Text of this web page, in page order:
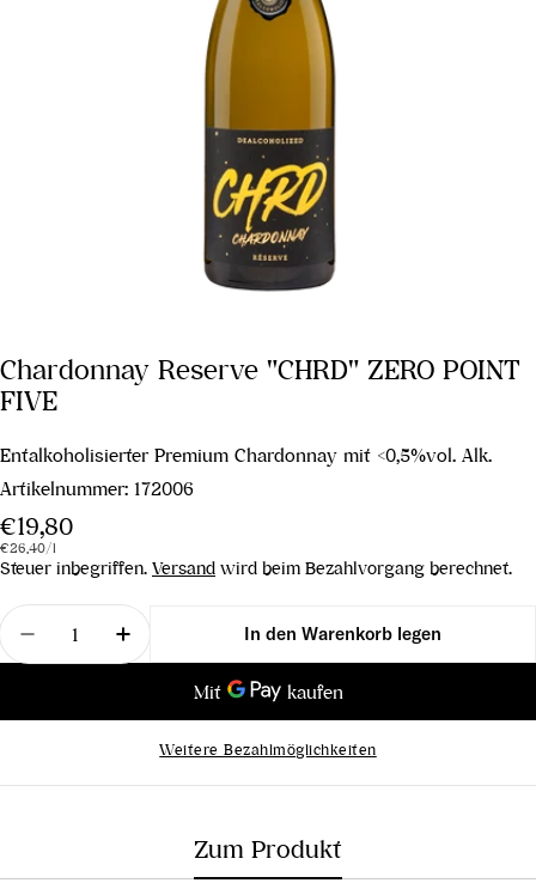
Chardonnay Reserve "CHRD" ZERO POINT
FIVE
Entalkoholisierter Premium Chardonnay mit <0,5%vol. Alk.
Artikelnummer: 172006
Regulärer
Preis
€19,80
Stückpreis
€26,40/pro
l
Steuer inbegriffen. Versand wird beim Bezahlvorgang berechnet.
Menge
Menge für Chardonnay Reserve
Menge für Chardonnay Reserve
In den Warenkorb legen
Weitere Bezahlmöglichkeiten
Zum Produkt